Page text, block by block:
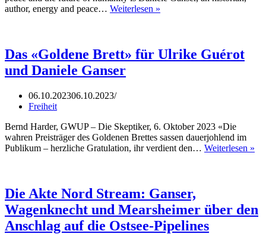
author, energy and peace… Weiterlesen »
Ruthless
Empire
Das «Goldene Brett» für Ulrike Guérot
und Daniele Ganser
06.10.202306.10.2023
Freiheit
Bernd Harder, GWUP – Die Skeptiker, 6. Oktober 2023 «Die
wahren Preisträger des Goldenen Brettes sassen dauerjohlend im
Publikum – herzliche Gratulation, ihr verdient den… Weiterlesen »
Die Akte Nord Stream: Ganser,
Wagenknecht und Mearsheimer über den
Anschlag auf die Ostsee-Pipelines